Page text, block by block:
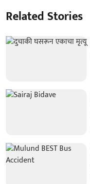
Related Stories